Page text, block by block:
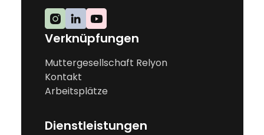
Verknüpfungen
Muttergesellschaft Relyon
Kontakt
Arbeitsplätze
Dienstleistungen